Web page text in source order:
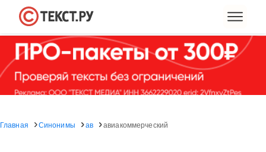
Главная Синонимы ав авиакоммерческий